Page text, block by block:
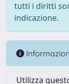
tutti i diritti
indicazione.
Utilizza